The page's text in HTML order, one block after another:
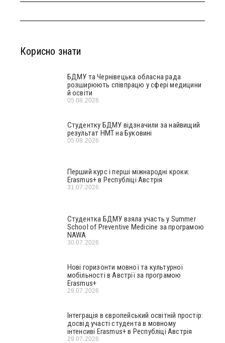
Корисно знати
БДМУ та Чернівецька обласна рада
розширюють співпрацю у сфері медицини
й освіти
05.08.2026
Студентку БДМУ відзначили за найвищий
результат НМТ на Буковині
05.08.2026
Перший курс і перші міжнародні кроки:
Erasmus+ в Республіці Австрія
31.07.2026
Студентка БДМУ взяла участь у Summer
School of Preventive Medicine за програмою
NAWA
30.07.2026
Нові горизонти мовної та культурної
мобільності в Австрії за програмою
Erasmus+
29.07.2026
Інтеграція в європейський освітній простір:
досвід участі студента в мовному
інтенсиві Erasmus+ в Республіці Австрія
29.07.2026